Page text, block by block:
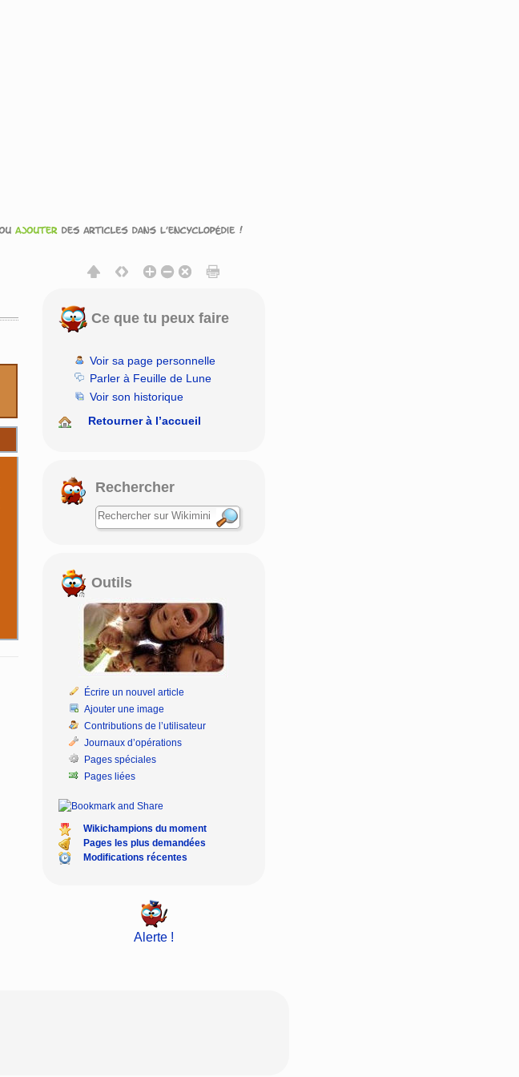
Ce que tu peux faire
Voir sa page personnelle
Parler à Feuille de Lune
Voir son historique
Retourner à l’accueil
Rechercher
Outils
Écrire un nouvel article
Ajouter une image
Contributions de l’utilisateur
Journaux d’opérations
Pages spéciales
Pages liées
Wikichampions du moment
Pages les plus demandées
Modifications récentes
Alerte !